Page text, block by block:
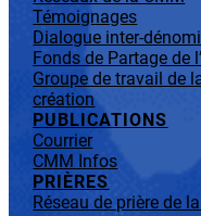
Témoignages
Dialogue inter-
Fonds de Partage de
Groupe de travail de
création
PUBLICATIONS
Courrier
CMM Infos
PRIÈRES
Réseau de prière de